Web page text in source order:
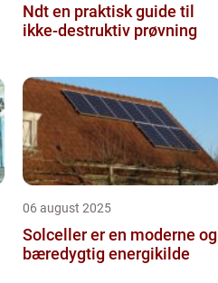
Ndt en praktisk guide til
ikke-destruktiv prøvning
06 august 2025
Solceller er en moderne og
bæredygtig energikilde